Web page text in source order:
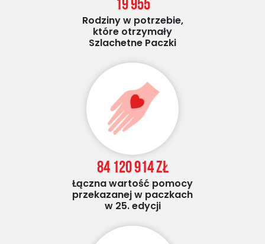
19 955
Rodziny w potrzebie,
które otrzymały
Szlachetne Paczki
84 120 914 zł
Łączna wartość pomocy
przekazanej w paczkach
w 25. edycji